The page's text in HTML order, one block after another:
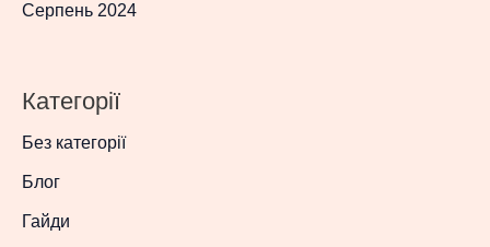
Серпень 2024
Категорії
Без категорії
Блог
Гайди